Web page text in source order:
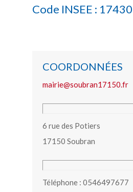
Code INSEE : 17430
COORDONNÉES
mairie@soubran17150.fr
6 rue des Potiers
17150 Soubran
Téléphone : 0546497677